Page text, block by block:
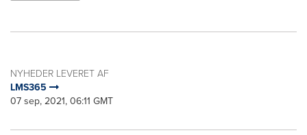
NYHEDER LEVERET AF
LMS365
07 sep, 2021, 06:11 GMT